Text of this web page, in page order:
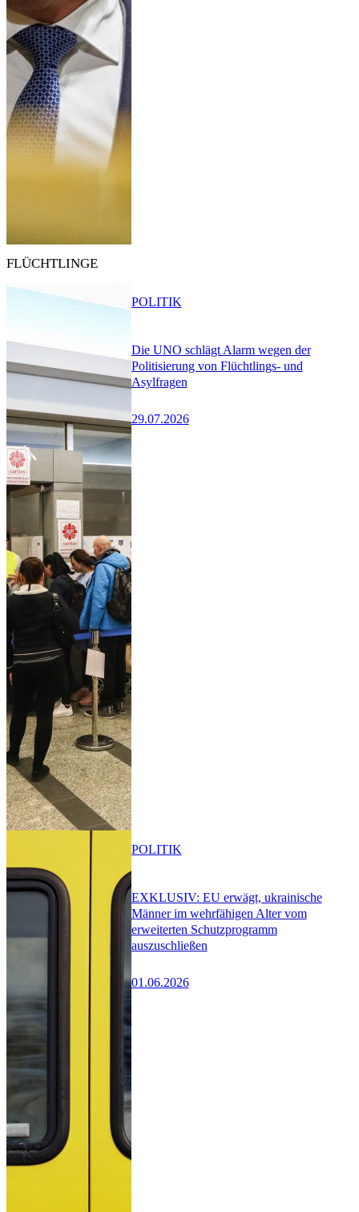
FLÜCHTLINGE
Die UNO schlägt Alarm wegen der
Politisierung von Flüchtlings- und
Asylfragen
29.07.2026
POLITIK
EXKLUSIV: EU erwägt, ukrainische
Männer im wehrfähigen Alter vom
erweiterten Schutzprogramm
auszuschließen
01.06.2026
POLITIK